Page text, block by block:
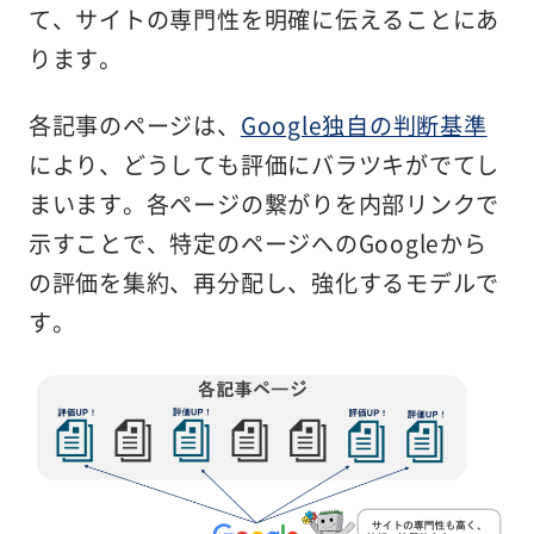
て、サイトの専門性を明確に伝えることにあ
ります。
各記事のページは、 Google独自の判断基準
により、どうしても評価にバラツキがでてし
まいます。各ページの繋がりを内部リンクで
示すことで、特定のページへのGoogleから
の評価を集約、再分配し、強化するモデルで
す。